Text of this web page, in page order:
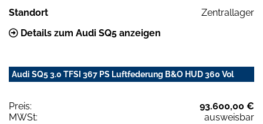
Standort
Zentrallager
Details zum Audi SQ5 anzeigen
Audi SQ5 3.0 TFSI 367 PS Luftfederung B&O HUD 360 Vol
Preis:
93.600,00 €
MWSt:
ausweisbar